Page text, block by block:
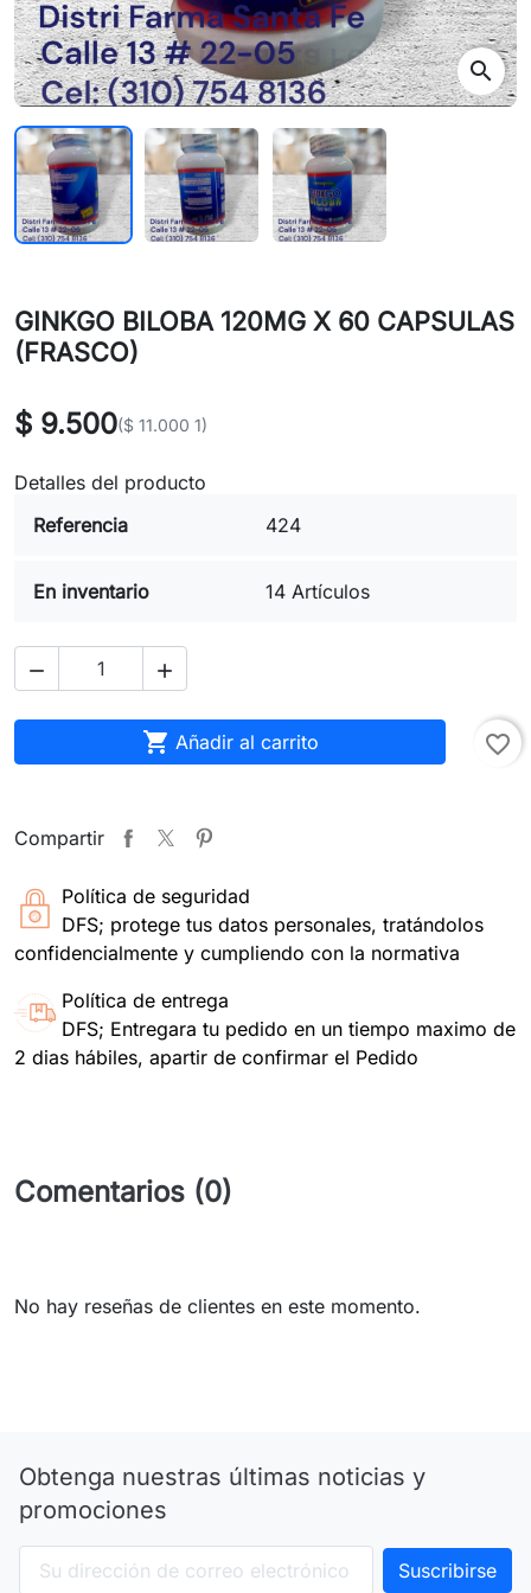
search
GINKGO BILOBA 120MG X 60 CAPSULAS
(FRASCO)
$ 9.500($ 11.000 1)
Detalles del producto
Referencia
424
En inventario 14 Artículos
 
 Añadir al carrito favorite_border
Compartir
Política de seguridad
DFS; protege tus datos personales, tratándolos
confidencialmente y cumpliendo con la normativa
Política de entrega
DFS; Entregara tu pedido en un tiempo maximo de
2 dias hábiles, apartir de confirmar el Pedido
Comentarios (0)
No hay reseñas de clientes en este momento.
Obtenga nuestras últimas noticias y
promociones